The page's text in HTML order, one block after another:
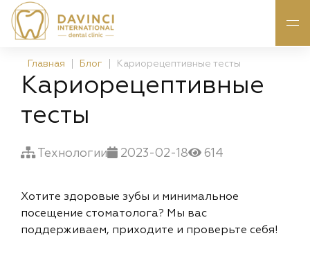
Главная Блог Кариорецептивные тесты
Кариорецептивные
тесты
Технологии 2023-02-18 614
Хотите здоровые зубы и минимальное
посещение стоматолога? Мы вас
поддерживаем, приходите и проверьте себя!